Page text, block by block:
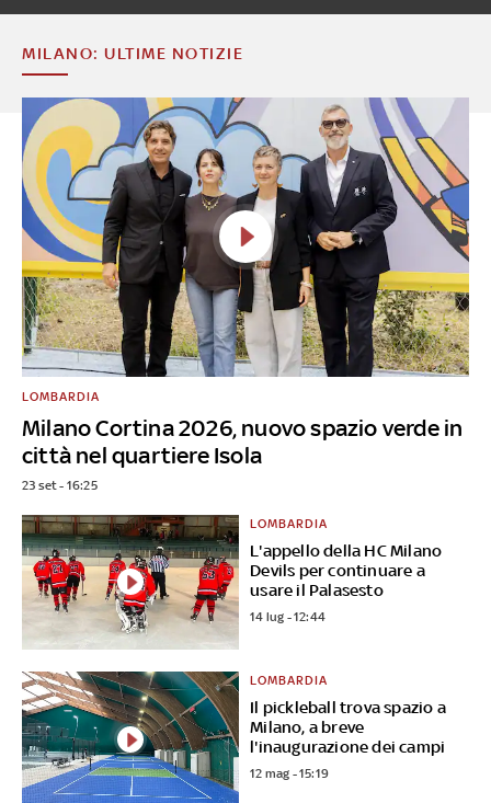
MILANO: ULTIME NOTIZIE
Milano Cortina 2026, nuovo spazio verde in
città nel quartiere Isola
LOMBARDIA
23 set - 16:25
L'appello della HC Milano
Devils per continuare a
usare il Palasesto
LOMBARDIA
14 lug - 12:44
Il pickleball trova spazio a
Milano, a breve
l'inaugurazione dei campi
LOMBARDIA
12 mag - 15:19